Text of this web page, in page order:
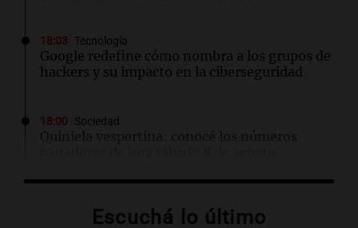
18:03 Tecnología
Google redefine cómo nombra a los grupos de
hackers y su impacto en la ciberseguridad
18:00 Sociedad
Quiniela vespertina: conocé los números
Detuvieron en España a un exmodelo
Escuchá lo último